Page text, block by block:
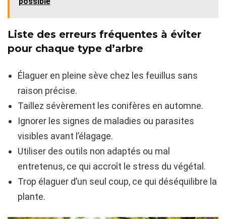
Liste des erreurs fréquentes à éviter
pour chaque type d’arbre
Élaguer en pleine sève chez les feuillus sans
raison précise.
Taillez sévèrement les conifères en automne.
Ignorer les signes de maladies ou parasites
visibles avant l’élagage.
Utiliser des outils non adaptés ou mal
entretenus, ce qui accroît le stress du végétal.
Trop élaguer d’un seul coup, ce qui déséquilibre la
plante.